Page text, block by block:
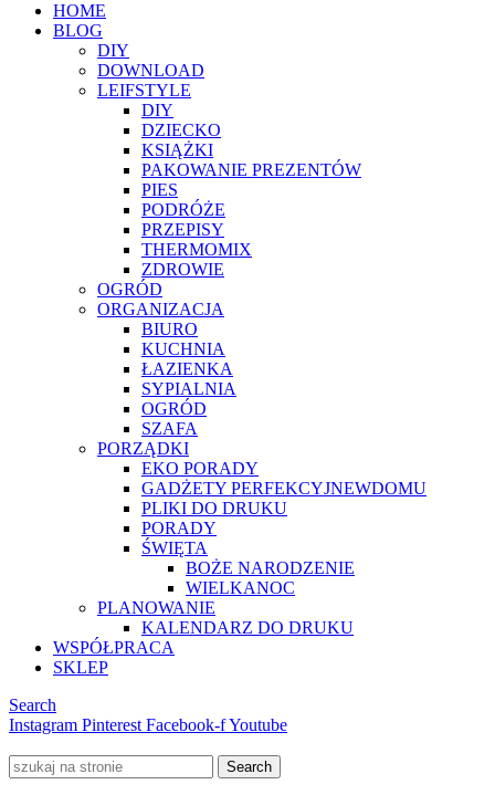
HOME
BLOG
DIY
DOWNLOAD
LEIFSTYLE
DIY
DZIECKO
KSIĄŻKI
PAKOWANIE PREZENTÓW
PIES
PODRÓŻE
PRZEPISY
THERMOMIX
ZDROWIE
OGRÓD
ORGANIZACJA
BIURO
KUCHNIA
ŁAZIENKA
SYPIALNIA
OGRÓD
SZAFA
PORZĄDKI
EKO PORADY
GADŻETY PERFEKCYJNEWDOMU
PLIKI DO DRUKU
PORADY
ŚWIĘTA
BOŻE NARODZENIE
WIELKANOC
PLANOWANIE
KALENDARZ DO DRUKU
WSPÓŁPRACA
SKLEP
Search
Instagram Pinterest Facebook-fYoutube
Search